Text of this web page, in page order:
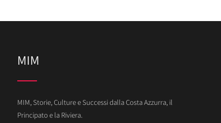
MIM
MIM, Storie, Culture e Successi dalla Costa Azzurra, il
Principato e la Riviera.